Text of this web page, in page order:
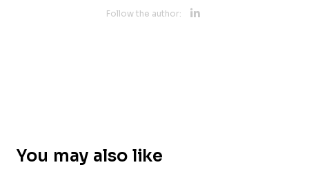
Follow the author:
You may also like